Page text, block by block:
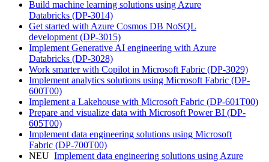
Build machine learning solutions using Azure
Databricks (DP-3014)
Get started with Azure Cosmos DB NoSQL
development (DP-3015)
Implement Generative AI engineering with Azure
Databricks (DP-3028)
Work smarter with Copilot in Microsoft Fabric (DP-3029)
Implement analytics solutions using Microsoft Fabric (DP-
600T00)
Implement a Lakehouse with Microsoft Fabric (DP-601T00)
Prepare and visualize data with Microsoft Power BI (DP-
605T00)
Implement data engineering solutions using Microsoft
Fabric (DP-700T00)
NEU Implement data engineering solutions using Azure